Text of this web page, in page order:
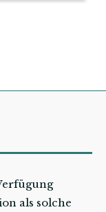
als solche